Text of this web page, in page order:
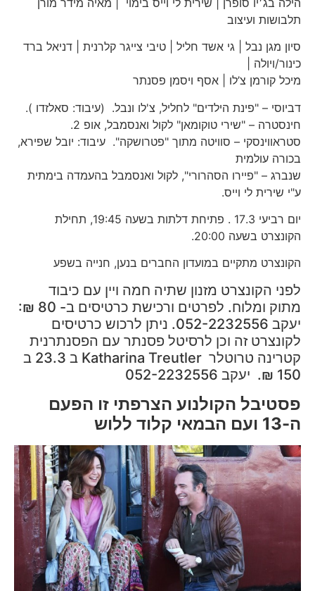
תלבושות ועיצוב
סיון מגן נבל | גי אשד חליל | טיבי צייגר קלרנית | דניאל ברד
כינור/ויולה |
מיכל קורמן צ’לו | אסף ויסמן פסנתר
דביוסי – "פינת הילדים" לחליל, צ'לו ונבל. (עיבוד: סאלזדו ).
חינסטרה – "שירי טוקומאן" לקול ואנסמבל, אופ 2.
סטראווינסקי – סוויטה מתוך "פטרושקה". עיבוד: יובל שפירא,
בכורה עולמית
שנברג – "פיירו הסהרורי", לקול ואנסמבל בהעמדה בימתית
ע"י שירית לי וייס.
יום רביעי 17.3 . פתיחת דלתות בשעה 19:45, תחילת
הקונצרט בשעה 20:00.
הקונצרט מתקיים במועדון החברים בנען, חנייה בשפע
לפני הקונצרט מזנון שתיה חמה ויין עם כיבוד
מתוק ומלוח. לפרטים ורכישת כרטיסים ב- 80 ₪:
יעקב 052-2232556. ניתן לרכוש כרטיסים
לקונצרט זה וכן לרסיטל פסנתר עם הפסנתרנית
קטרינה טרוטלר Katharina Treutler ב 23.3 ב
150 ₪. יעקב 052-2232556
פסטיבל הקולנוע הצרפתי זו הפעם
ה-13 ועם הבמאי קלוד ללוש